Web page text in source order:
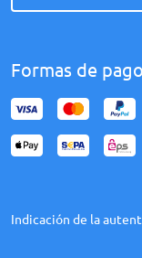
Formas de pago
Indicación de la